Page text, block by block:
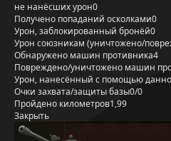
не нанёсших урон0
Получено попаданий осколками0
Урон, заблокированный бронёй0
Урон союзникам (уничтожено/
Обнаружено машин противника4
Повреждено/уничтожено машин
Урон, нанесённый с помощью
Очки захвата/защиты базы0/0
Пройдено километров1,99
Закрыть